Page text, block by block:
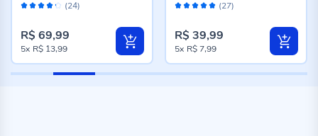
Avaliação: (24)
R$ 69,99
5x R$ 13,99
Avaliação: (27)
R$ 39,99
5x R$ 7,99